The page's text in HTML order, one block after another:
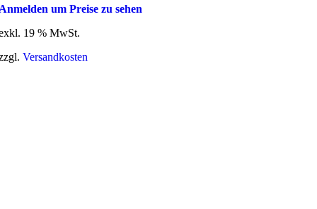
um Preise zu sehen
19 % MwSt.
Versandkosten